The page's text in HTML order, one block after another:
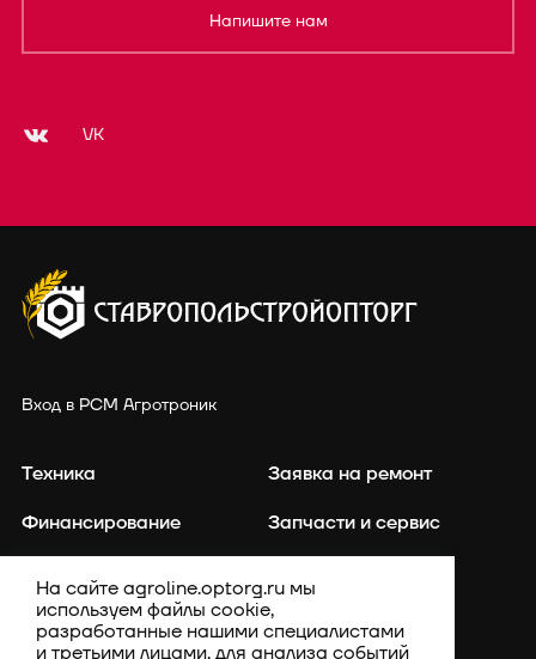
Напишите нам
VK
Вход в РСМ Агротроник
Техника
Финансирование
Каталог запасных частей
Заявка на ремонт
Запчасти и сервис
Акции
На сайте agroline.optorg.ru мы
используем файлы cookie,
разработанные нашими специалистами
и третьими лицами, для анализа событий